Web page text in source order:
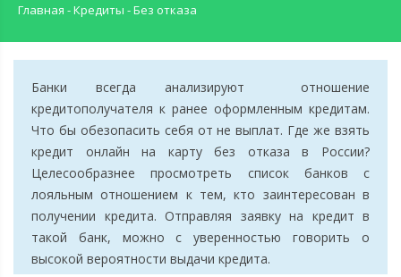
Главная -Кредиты -Без отказа
Банки всегда анализируют отношение
кредитополучателя к ранее оформленным кредитам.
Что бы обезопасить себя от не выплат. Где же взять
кредит онлайн на карту без отказа в России?
Целесообразнее просмотреть список банков с
лояльным отношением к тем, кто заинтересован в
получении кредита. Отправляя заявку на кредит в
такой банк, можно с уверенностью говорить о
высокой вероятности выдачи кредита.